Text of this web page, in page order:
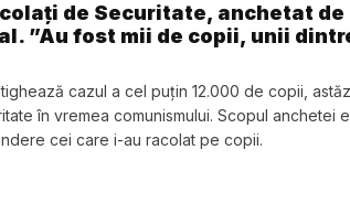
de Securitate, anchetat de
”Au fost mii de copii, unii
cazul a cel puțin 12.000 de copii,
în vremea comunismului. Scopul anchetei
cei care i-au racolat pe copii.